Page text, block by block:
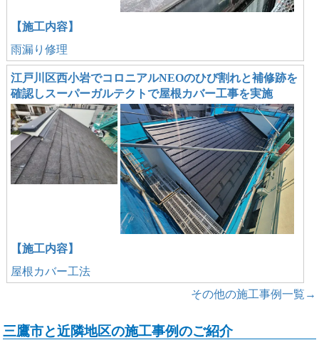
【施工内容】
雨漏り修理
江戸川区西小岩でコロニアルNEOのひび割れと補修跡を
確認しスーパーガルテクトで屋根カバー工事を実施
【施工内容】
屋根カバー工法
その他の施工事例一覧→
三鷹市と近隣地区の施工事例のご紹介